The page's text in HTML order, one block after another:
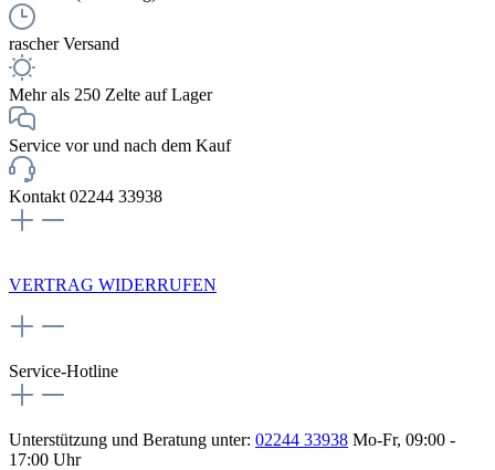
rascher Versand
Mehr als 250 Zelte auf Lager
Service vor und nach dem Kauf
Kontakt 02244 33938
VERTRAG WIDERRUFEN
Service-Hotline
Unterstützung und Beratung unter: 02244 33938 Mo-Fr, 09:00 -
17:00 Uhr